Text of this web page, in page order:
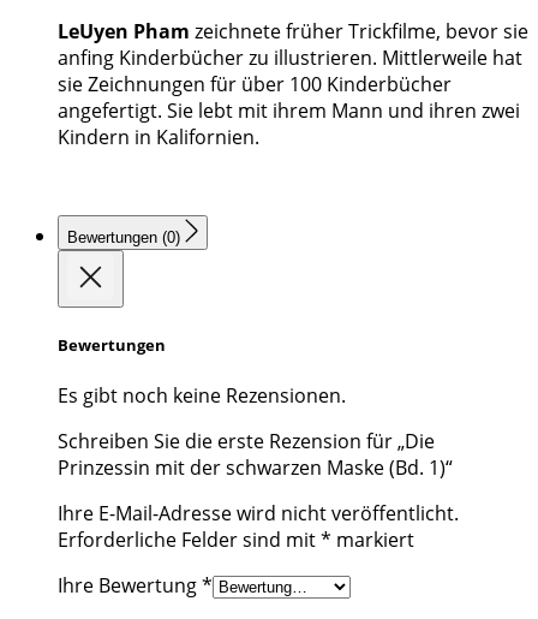
LeUyen Pham zeichnete früher Trickfilme, bevor sie
anfing Kinderbücher zu illustrieren. Mittlerweile hat
sie Zeichnungen für über 100 Kinderbücher
angefertigt. Sie lebt mit ihrem Mann und ihren zwei
Kindern in Kalifornien.
Bewertungen (0)
Bewertungen
Es gibt noch keine Rezensionen.
Schreiben Sie die erste Rezension für „Die
Prinzessin mit der schwarzen Maske (Bd. 1)“
Ihre E-Mail-Adresse wird nicht veröffentlicht.
Erforderliche Felder sind mit* markiert
Ihre Bewertung*